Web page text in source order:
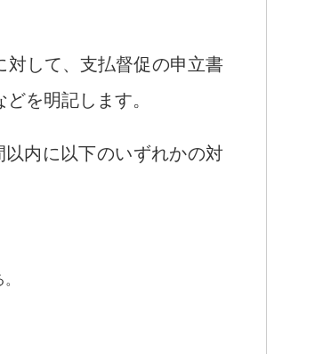
対して、支払督促の申立書
を明記します。
内に以下のいずれかの対